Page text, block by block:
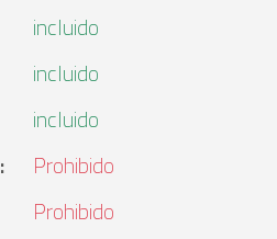
incluido
incluido
incluido
:
Prohibido
Prohibido